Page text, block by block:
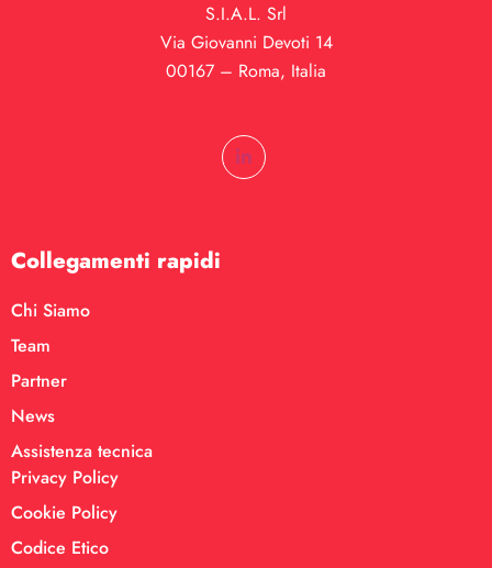
S.I.A.L. Srl
Via Giovanni Devoti 14
00167 – Roma, Italia
Collegamenti rapidi
Chi Siamo
Team
Partner
News
Assistenza tecnica
Privacy Policy
Cookie Policy
Codice Etico